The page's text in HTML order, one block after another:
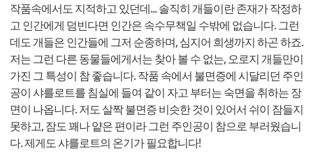
작품속에서도 지적하고 있던데... 솔직히 개들이란 존재가 작정하
고 인간에게 덤빈다면 인간은 속수무책일 수밖에 없습니다. 그런
데도 개들은 인간들에 그저 순종하며, 심지어 희생까지 하곤 하죠.
저는 그런 다른 동물들에게서는 찾아 볼 수 없는, 오로지 개들만이
가진 그 특성이 참 좋습니다. 작품 속에서 불면증에 시달리던 주인
공이 샤를로트를 침실에 들여 같이 자고 부터는 숙면을 취하는 장
면이 나옵니다. 저도 살짝 불면증 비슷한 것이 있어서 쉬이 잠들지
못하고, 잠도 꽤나 얕은 편이라 그런 주인공이 참으로 부러웠습니
다. 제게도 샤를로트의 온기가 필요합니다!